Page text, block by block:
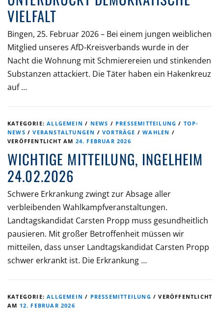
VIELFALT
Bingen, 25. Februar 2026 – Bei einem jungen weiblichen
Mitglied unseres AfD-Kreisverbands wurde in der
Nacht die Wohnung mit Schmierereien und stinkenden
Substanzen attackiert. Die Täter haben ein Hakenkreuz
auf …
KATEGORIE:ALLGEMEIN / NEWS / PRESSEMITTEILUNG / TOP-
NEWS /VERANSTALTUNGEN /VORTRÄGE /WAHLEN /
VERÖFFENTLICHT AM 24. FEBRUAR 2026
WICHTIGE MITTEILUNG, INGELHEIM
24.02.2026
Schwere Erkrankung zwingt zur Absage aller
verbleibenden Wahlkampfveranstaltungen.
Landtagskandidat Carsten Propp muss gesundheitlich
pausieren. Mit großer Betroffenheit müssen wir
mitteilen, dass unser Landtagskandidat Carsten Propp
schwer erkrankt ist. Die Erkrankung …
KATEGORIE:ALLGEMEIN / PRESSEMITTEILUNG /VERÖFFENTLICHT
AM 12. FEBRUAR 2026